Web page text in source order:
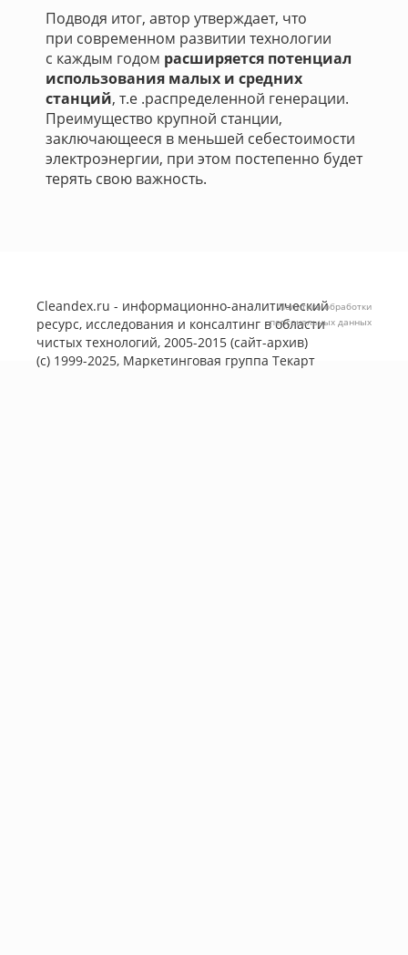
Подводя итог, автор утверждает, что
при современном развитии технологии
с каждым годом расширяется потенциал
использования малых и средних
станций, т.е .распределенной генерации.
Преимущество крупной станции,
заключающееся в меньшей себестоимости
электроэнергии, при этом постепенно будет
терять свою важность.
Cleandex.ru - информационно-аналитический
ресурс, исследования и консалтинг в области
чистых технологий, 2005-2015 (сайт-архив)
(с) 1999-2025, Маркетинговая группа Текарт
Политика обработки
персональных данных